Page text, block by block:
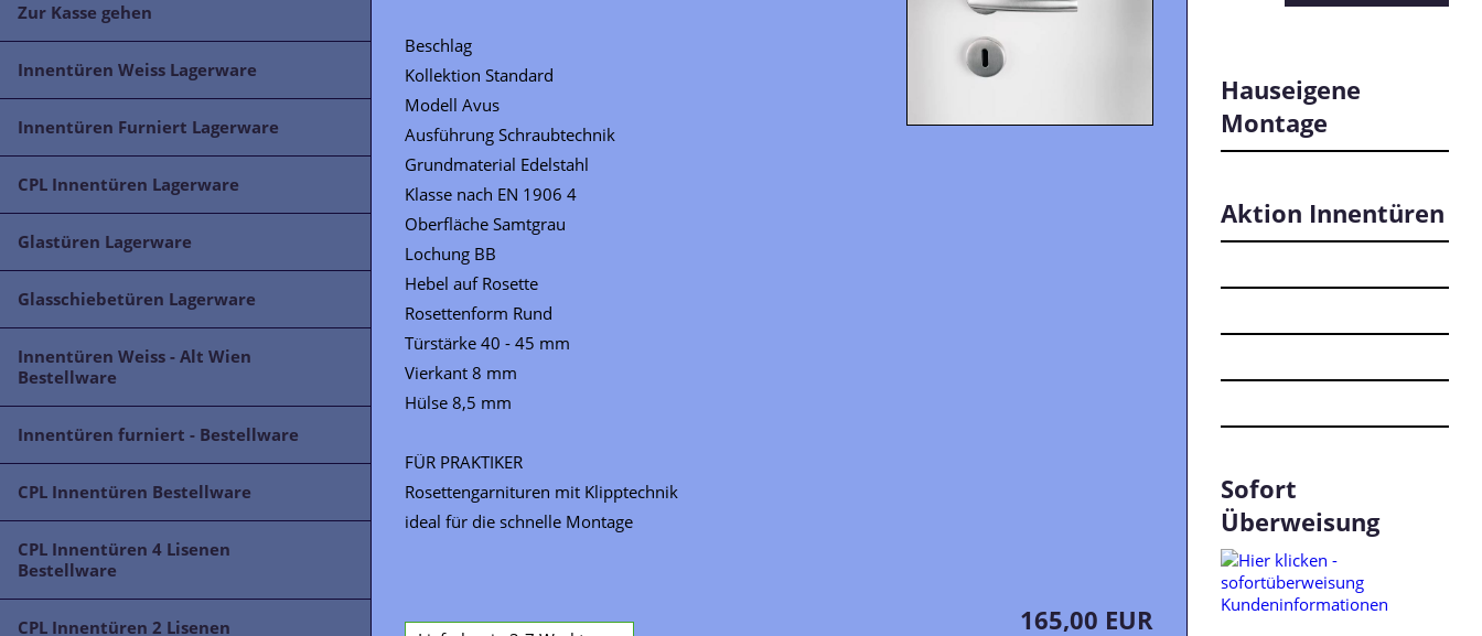
Zur Kasse gehen
Innentüren Weiss Lagerware
Innentüren Furniert Lagerware
CPL Innentüren Lagerware
Glastüren Lagerware
Glasschiebetüren Lagerware
Innentüren Weiss - Alt Wien
Bestellware
Innentüren furniert - Bestellware
CPL Innentüren Bestellware
CPL Innentüren 4 Lisenen
Bestellware
CPL Innentüren 2 Lisenen
Beschlag
Kollektion Standard
Modell Avus
Ausführung Schraubtechnik
Grundmaterial Edelstahl
Klasse nach EN 1906 4
Oberfläche Samtgrau
Lochung BB
Hebel auf Rosette
Rosettenform Rund
Türstärke 40 - 45 mm
Vierkant 8 mm
Hülse 8,5 mm
FÜR PRAKTIKER
Rosettengarnituren mit Klipptechnik
ideal für die schnelle Montage
165,00 EUR
Hauseigene
Montage
Aktion Innentüren
Sofort
Überweisung